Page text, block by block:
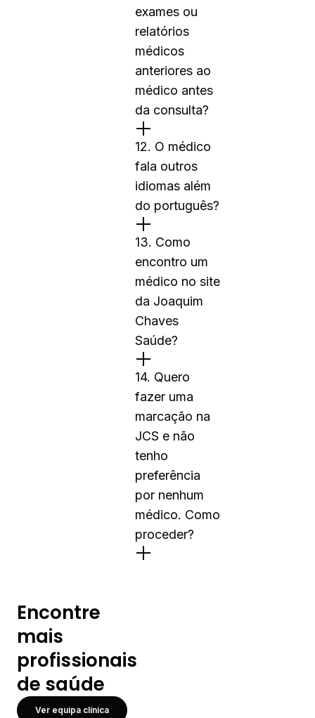
exames ou
relatórios
médicos
anteriores ao
médico antes
da consulta?
12. O médico
fala outros
idiomas além
do português?
13. Como
encontro um
médico no site
da Joaquim
Chaves
Saúde?
14. Quero
fazer uma
marcação na
JCS e não
tenho
preferência
por nenhum
médico. Como
proceder?
Encontre
mais
profissionais
de saúde
Ver equipa clínica